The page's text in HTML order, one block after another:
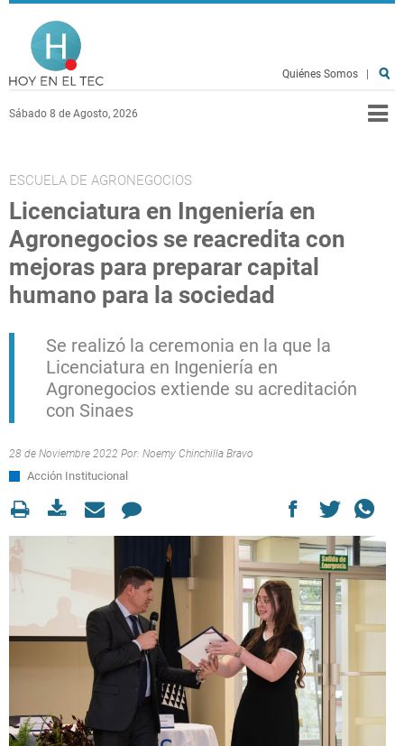
Pasar al contenido principal
Sábado 8 de Agosto, 2026
Quiénes Somos
ESCUELA DE AGRONEGOCIOS
Licenciatura en Ingeniería en
Agronegocios se reacredita con
mejoras para preparar capital
humano para la sociedad
Se realizó la ceremonia en la que la
Licenciatura en Ingeniería en
Agronegocios extiende su acreditación
con Sinaes
28 de Noviembre 2022 Por: Noemy Chinchilla Bravo
Acción Institucional